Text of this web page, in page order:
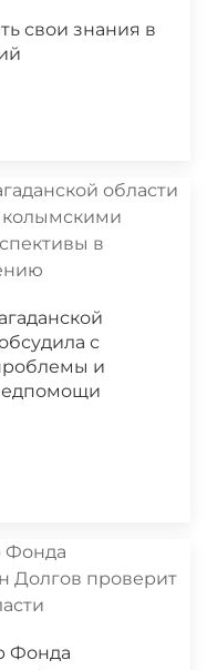
свои знания в
с
и
Фонда